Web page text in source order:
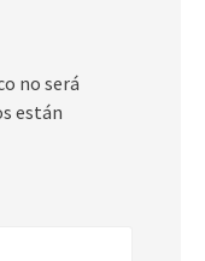
no será
están